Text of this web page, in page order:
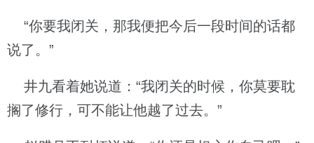
“你要我闭关，那我便把今后一段时间的话都
说了。”
井九看着她说道：“我闭关的时候，你莫要耽
搁了修行，可不能让他越了过去。”